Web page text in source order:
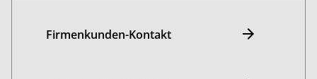
Firmenkunden-Kontakt